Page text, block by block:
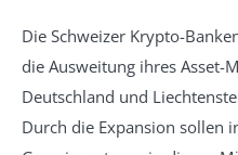
Die Schweizer Krypto-
die Ausweitung ihres Asset-
Deutschland und
Durch die Expansion sollen